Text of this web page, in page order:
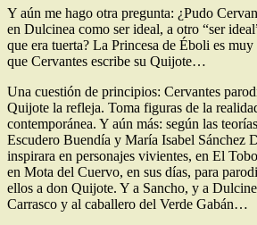
Y aún me hago otra pregunta: ¿Pudo
en Dulcinea como ser ideal, a otro “ser
que era tuerta? La Princesa de Éboli es muy
que Cervantes escribe su Quijote…
Una cuestión de principios: Cervantes
Quijote la refleja. Toma figuras de la
contemporánea. Y aún más: según las
Escudero Buendía y María Isabel Sánchez
inspirara en personajes vivientes, en El
en Mota del Cuervo, en sus días, para
ellos a don Quijote. Y a Sancho, y a
Carrasco y al caballero del Verde Gabán…